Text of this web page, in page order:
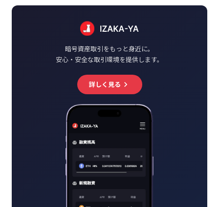
暗号資産取引をもっと身近に。
安心・安全な取引環境を提供します。
詳しく見る keyboard_arrow_right